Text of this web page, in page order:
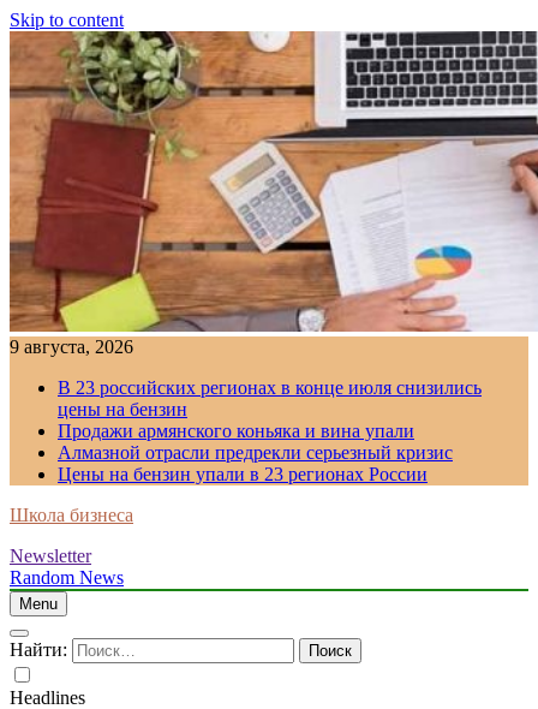
Skip to content
9 августа, 2026
В 23 российских регионах в конце июля снизились
цены на бензин
Продажи армянского коньяка и вина упали
Алмазной отрасли предрекли серьезный кризис
Цены на бензин упали в 23 регионах России
Школа бизнеса
Newsletter
Random News
Menu
Найти:
Headlines